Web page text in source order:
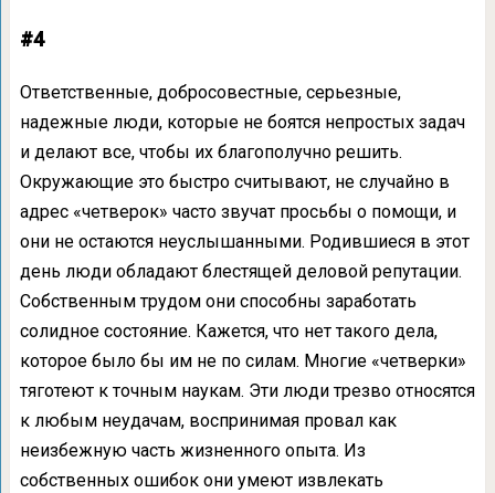
#4
Ответственные, добросовестные, серьезные,
надежные люди, которые не боятся непростых задач
и делают все, чтобы их благополучно решить.
Окружающие это быстро считывают, не случайно в
адрес «четверок» часто звучат просьбы о помощи, и
они не остаются неуслышанными. Родившиеся в этот
день люди обладают блестящей деловой репутации.
Собственным трудом они способны заработать
солидное состояние. Кажется, что нет такого дела,
которое было бы им не по силам. Многие «четверки»
тяготеют к точным наукам. Эти люди трезво относятся
к любым неудачам, воспринимая провал как
неизбежную часть жизненного опыта. Из
собственных ошибок они умеют извлекать